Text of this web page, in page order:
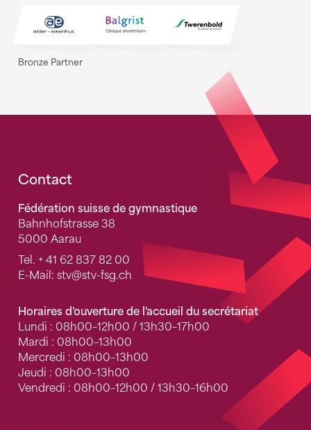
Bronze Partner
Fusszeile
Contact
Fédération suisse de gymnastique
Bahnhofstrasse 38
5000 Aarau
Tel. + 41 62 837 82 00
E-Mail: stv@stv-fsg.ch
Horaires d'ouverture de l'accueil du secrétariat
Lundi : 08h00–12h00 / 13h30–17h00
Mardi : 08h00–13h00
Mercredi : 08h00–13h00
Jeudi : 08h00–13h00
Vendredi : 08h00–12h00 / 13h30–16h00